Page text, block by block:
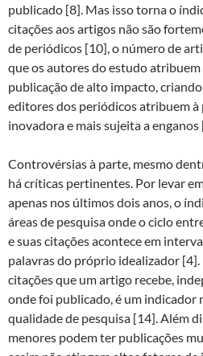
publicado [8]. Mas isso torna o
citações aos artigos não são
de periódicos [10], o número de
que os autores do estudo
publicação de alto impacto,
editores dos periódicos atribuem à
inovadora e mais sujeita a enganos
Controvérsias à parte, mesmo
há críticas pertinentes. Por levar
apenas nos últimos dois anos, o
áreas de pesquisa onde o ciclo
e suas citações acontece em
palavras do próprio idealizador
citações que um artigo recebe,
onde foi publicado, é um indicador
qualidade de pesquisa [14]. Além
menores podem ter publicações